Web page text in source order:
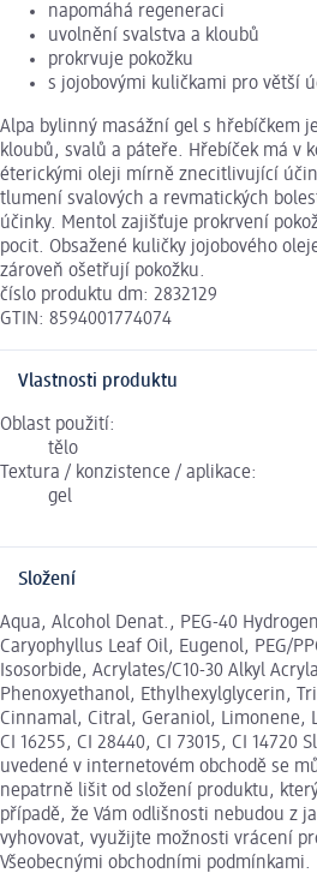
napomáhá regeneraci
uvolnění svalstva a kloubů
prokrvuje pokožku
s jojobovými kuličkami pro větší
Alpa bylinný masážní gel s hřebíčkem
kloubů, svalů a páteře. Hřebíček má v
éterickými oleji mírně znecitlivující
tlumení svalových a revmatických
účinky. Mentol zajišťuje prokrvení
pocit. Obsažené kuličky jojobového
zároveň ošetřují pokožku.
číslo produktu dm: 2832129
GTIN: 8594001774074
Vlastnosti produktu
Oblast použití:
tělo
Textura / konzistence / aplikace:
gel
Složení
Aqua, Alcohol Denat., PEG-40
Caryophyllus Leaf Oil, Eugenol, PEG/
Isosorbide, Acrylates/C10-30 Alkyl
Phenoxyethanol, Ethylhexylglycerin,
Cinnamal, Citral, Geraniol, Limonene,
CI 16255, CI 28440, CI 73015, CI 14720
uvedené v internetovém obchodě se
nepatrně lišit od složení produktu,
případě, že Vám odlišnosti nebudou z
vyhovovat, využijte možnosti vrácení
Všeobecnými obchodními podmínkami.